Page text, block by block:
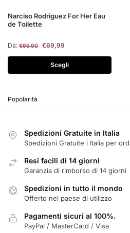
Narciso Rodriguez For Her Eau
de Toilette
Da: €95,00 €69,99
Scegli
Questo
prodotto
Le
possono
nella
pagina
del
prodotto
Spedizioni Gratuite in Italia
Spedizioni Gratuite i Italia per
Resi facili di 14 giorni
Garanzia di rimborso di 14 giorni
Spedizioni in tutto il mondo
Offerto nel paese di utilizzo
Pagamenti sicuri al 100%.
PayPal / MasterCard / Visa